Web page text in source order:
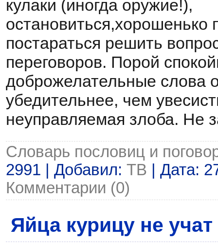
кулаки (иногда оружие!),
остановиться,хорошенько
постараться решить
переговоров. Порой
доброжелательные слова
убедительнее, чем
неуправляемая злоба. Не
Словарь пословиц и
2991 | Добавил: ТВ | Дата:
Комментарии (0)
Яйца курицу не учат